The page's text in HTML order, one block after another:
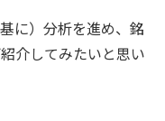
に）分析を進め、銘
介してみたいと思い